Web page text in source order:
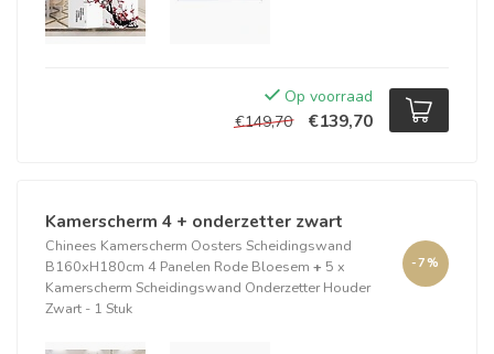
Op voorraad
€149,70
€139,70
Kamerscherm 4 + onderzetter zwart
Chinees Kamerscherm Oosters Scheidingswand
B160xH180cm 4 Panelen Rode Bloesem + 5 x
Kamerscherm Scheidingswand Onderzetter Houder
Zwart - 1 Stuk
-7%